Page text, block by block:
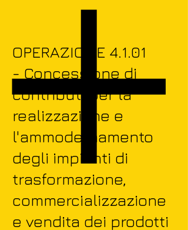
OPERAZIONE 4.1.01
- Concessione di
contributi per la
realizzazione e
l'ammodernamento
degli impianti di
trasformazione,
commercializzazione
e vendita dei prodotti